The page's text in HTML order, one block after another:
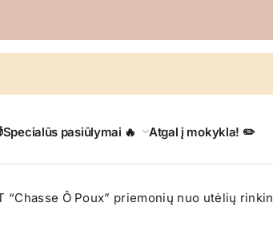
Specialūs pasiūlymai 🔥 Atgal į mokykla! ✏️
“Chasse Ô Poux” priemonių nuo utėlių